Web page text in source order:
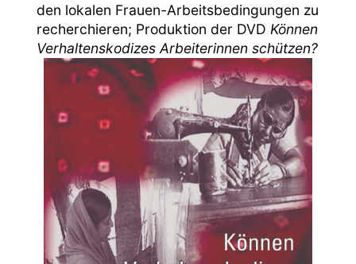
den lokalen Frauen-Arbeitsbedingungen zu
recherchieren; Produktion der DVD Können
Verhaltenskodizes Arbeiterinnen schützen?